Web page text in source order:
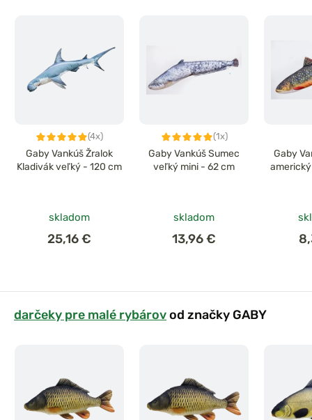
(4x)
Gaby Vankúš Žralok
Kladivák veľký - 120 cm
skladom
25,16 €
(1x)
Gaby Vankúš Sumec
veľký mini - 62 cm
skladom
13,96 €
Gaby
darčeky pre malé rybárovod značky GABY